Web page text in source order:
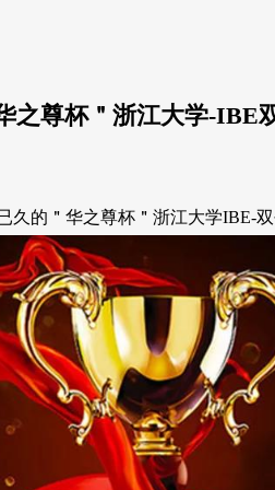
之尊杯＂浙江大学-IBE
的＂华之尊杯＂浙江大学IBE-